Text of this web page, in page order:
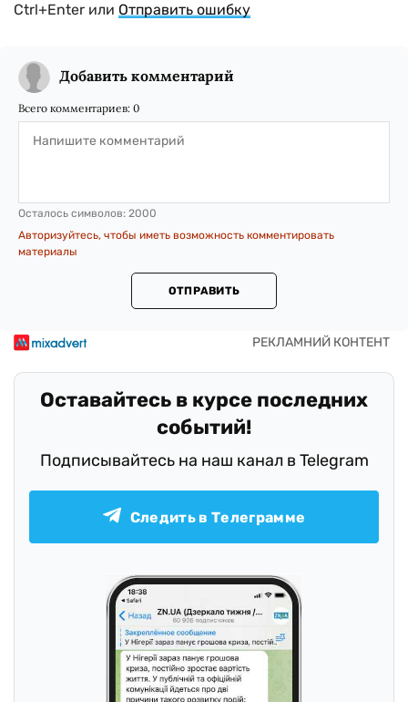
Ctrl+Enter или Отправить ошибку
Добавить комментарий
Всего комментариев: 0
Осталось символов: 2000
Авторизуйтесь, чтобы иметь возможность комментировать
материалы
ОТПРАВИТЬ
Оставайтесь в курсе последних
событий!
Подписывайтесь на наш канал в Telegram
Следить в Телеграмме